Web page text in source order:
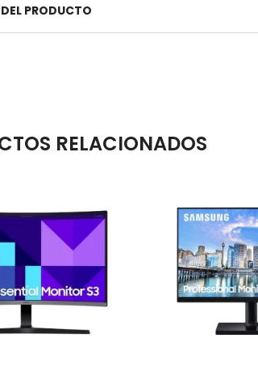
PRODUCTO
RELACIONADOS